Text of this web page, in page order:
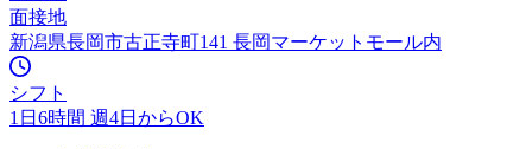
面接地
新潟県長岡市古正寺町141 長岡マーケットモール内
シフト
1日6時間 週4日からOK